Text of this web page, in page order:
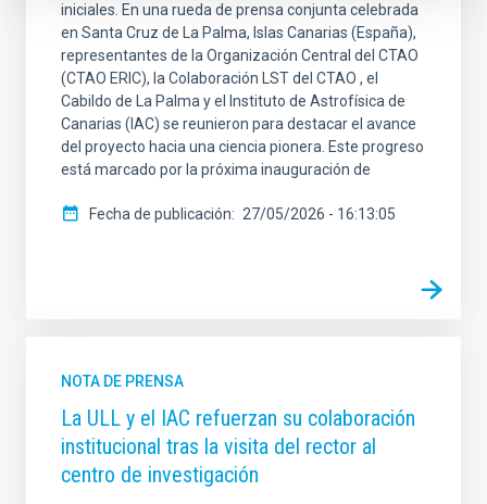
iniciales. En una rueda de prensa conjunta celebrada
en Santa Cruz de La Palma, Islas Canarias (España),
representantes de la Organización Central del CTAO
(CTAO ERIC), la Colaboración LST del CTAO , el
Cabildo de La Palma y el Instituto de Astrofísica de
Canarias (IAC) se reunieron para destacar el avance
del proyecto hacia una ciencia pionera. Este progreso
está marcado por la próxima inauguración de
Fecha de publicación 27/05/2026 - 16:13:05
NOTA DE PRENSA
La ULL y el IAC refuerzan su colaboración
institucional tras la visita del rector al
centro de investigación